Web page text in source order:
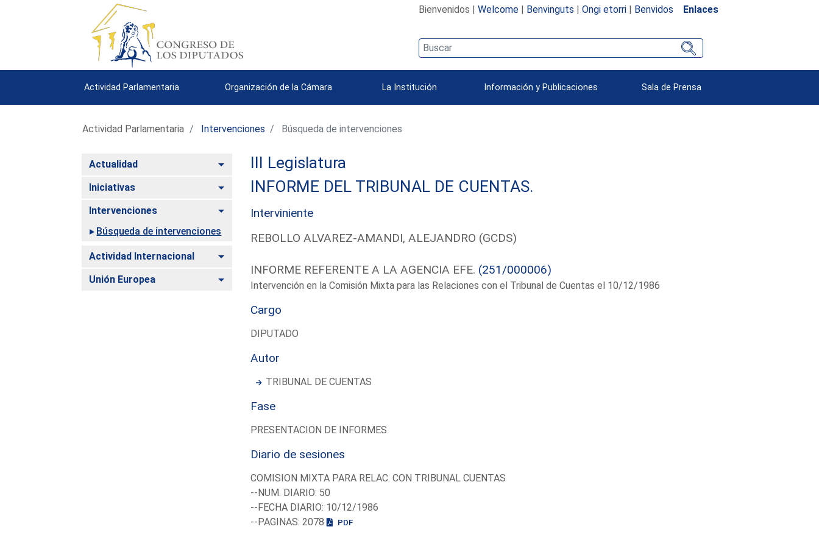
Bienvenidos | Welcome| Benvinguts | Ongi etorri| Benvidos Enlaces
Actividad Parlamentaria Organización de la Cámara La Institución Información y Publicaciones Sala de Prensa
Actividad Parlamentaria Intervenciones Búsqueda de intervenciones
Actualidad Alternar
Iniciativas Alternar
Intervenciones
Alternar
Búsqueda de intervenciones
Actividad Internacional Alternar
Unión Europea Alternar
III Legislatura
INFORME DEL TRIBUNAL DE CUENTAS.
Interviniente
REBOLLO ALVAREZ-AMANDI, ALEJANDRO (GCDS)
INFORME REFERENTE A LA AGENCIA EFE. (251/000006)
Intervención en la Comisión Mixta para las Relaciones con el Tribunal de Cuentas el 10/12/1986
Cargo
DIPUTADO
Autor
TRIBUNAL DE CUENTAS
Fase
PRESENTACION DE INFORMES
Diario de sesiones
COMISION MIXTA PARA RELAC. CON TRIBUNAL CUENTAS
--NUM. DIARIO: 50
--FECHA DIARIO: 10/12/1986
--PAGINAS: 2078
PDF